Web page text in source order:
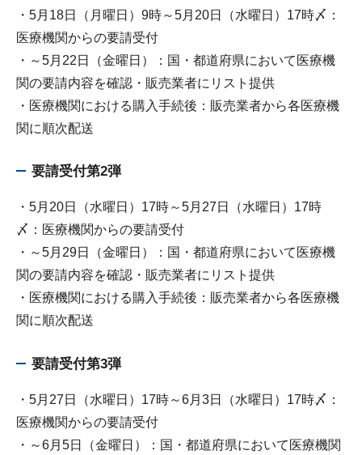
・5月18日（月曜日）9時～5月20日（水曜日）17時〆：
医療機関からの要請受付
・～5月22日（金曜日）：国・都道府県において医療機
関の要請内容を確認・販売業者にリスト提供
・医療機関における購入手続後：販売業者から各医療機
関に順次配送
要請受付第2弾
・5月20日（水曜日）17時～5月27日（水曜日）17時
〆：医療機関からの要請受付
・～5月29日（金曜日）：国・都道府県において医療機
関の要請内容を確認・販売業者にリスト提供
・医療機関における購入手続後：販売業者から各医療機
関に順次配送
要請受付第3弾
・5月27日（水曜日）17時～6月3日（水曜日）17時〆：
医療機関からの要請受付
・～6月5日（金曜日）：国・都道府県において医療機関